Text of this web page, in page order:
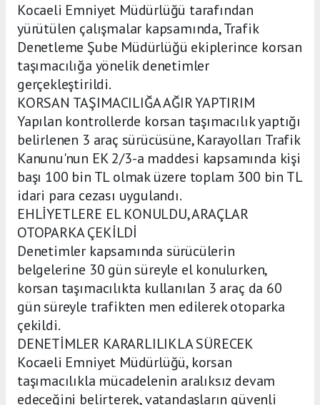
Kocaeli Emniyet Müdürlüğü tarafından
yürütülen çalışmalar kapsamında, Trafik
Denetleme Şube Müdürlüğü ekiplerince korsan
taşımacılığa yönelik denetimler
gerçekleştirildi.
KORSAN TAŞIMACILIĞA AĞIR YAPTIRIM
Yapılan kontrollerde korsan taşımacılık yaptığı
belirlenen 3 araç sürücüsüne, Karayolları Trafik
Kanunu'nun EK 2/3-a maddesi kapsamında kişi
başı 100 bin TL olmak üzere toplam 300 bin TL
idari para cezası uygulandı.
EHLİYETLERE EL KONULDU, ARAÇLAR
OTOPARKA ÇEKİLDİ
Denetimler kapsamında sürücülerin
belgelerine 30 gün süreyle el konulurken,
korsan taşımacılıkta kullanılan 3 araç da 60
gün süreyle trafikten men edilerek otoparka
çekildi.
DENETİMLER KARARLILIKLA SÜRECEK
Kocaeli Emniyet Müdürlüğü, korsan
taşımacılıkla mücadelenin aralıksız devam
edeceğini belirterek, vatandaşların güvenli